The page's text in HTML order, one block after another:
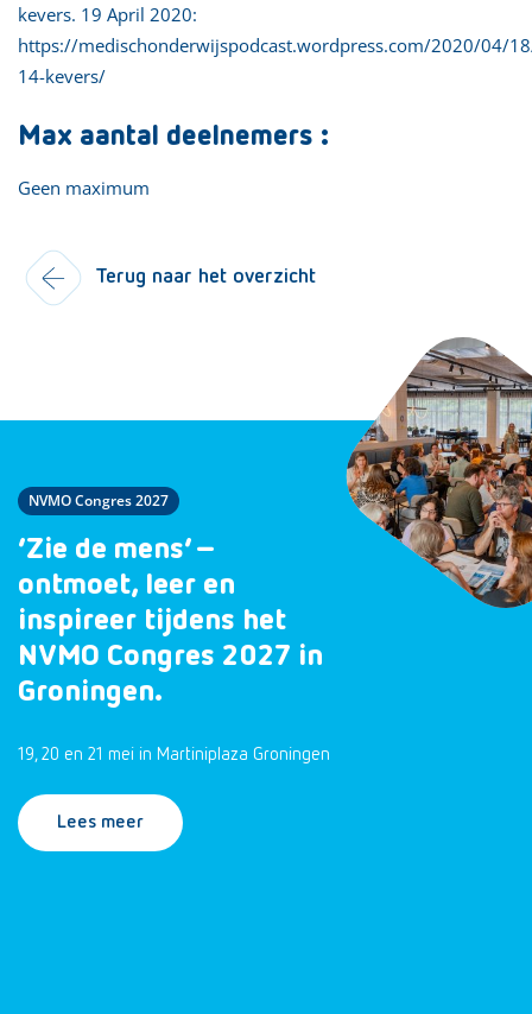
kevers. 19 April 2020:
https://medischonderwijspodcast.wordpress.com/2020/04/
14-kevers/
Max aantal deelnemers :
Geen maximum
Terug naar het overzicht
NVMO Congres 2027
‘Zie de mens’ –
ontmoet, leer en
inspireer tijdens het
NVMO Congres 2027 in
Groningen.
19, 20 en 21 mei in Martiniplaza Groningen
Lees meer